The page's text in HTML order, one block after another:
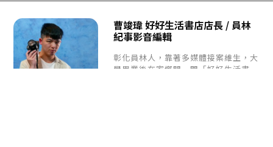
曹竣瑋 好好生活書店店長 / 員林
紀事影音編輯
彰化員林人，靠著多媒體接案維生，大
學畢業後在家鄉開一間「好好生活書